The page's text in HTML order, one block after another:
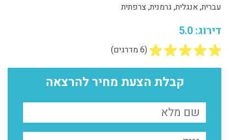
עברית, אנגלית, גרמנית, צרפתית
דירוג: 5.0
(6 מדרגים)
קבלת הצעת מחיר להרצאה